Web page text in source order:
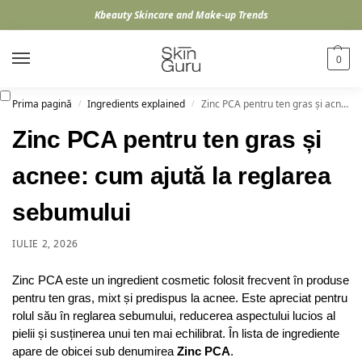
Kbeauty Skincare and Make-up Trends
0
Prima pagină / Ingredients explained / Zinc PCA pentru ten gras și acnee: cum ajută la reglarea sebumului
Zinc PCA pentru ten gras și
acnee: cum ajută la reglarea
sebumului
IULIE 2, 2026
Zinc PCA este un ingredient cosmetic folosit frecvent în produse
pentru ten gras, mixt și predispus la acnee. Este apreciat pentru
rolul său în reglarea sebumului, reducerea aspectului lucios al
pielii și susținerea unui ten mai echilibrat. În lista de ingrediente
apare de obicei sub denumirea Zinc PCA.